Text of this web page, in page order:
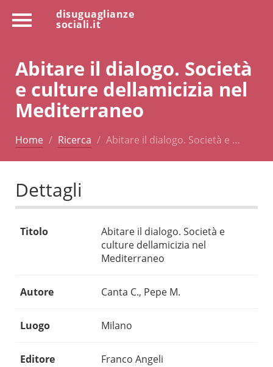
disuguaglianze
sociali.it
Abitare il dialogo. Società
e culture dellamicizia nel
Mediterraneo
Home Ricerca Abitare il dialogo. Società e …
Dettagli
Titolo
Abitare il dialogo. Società e
culture dellamicizia nel
Mediterraneo
Autore Canta C., Pepe M.
Luogo Milano
Editore Franco Angeli